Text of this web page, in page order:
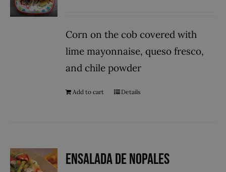
Corn on the cob covered with
lime mayonnaise, queso fresco,
and chile powder
Add to cart Details
Ensalada de Nopales